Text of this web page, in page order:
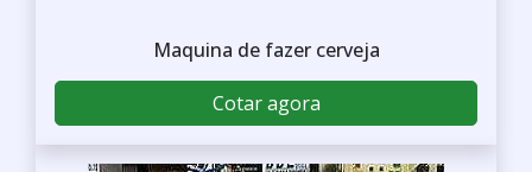
Maquina de fazer cerveja
Cotar agora